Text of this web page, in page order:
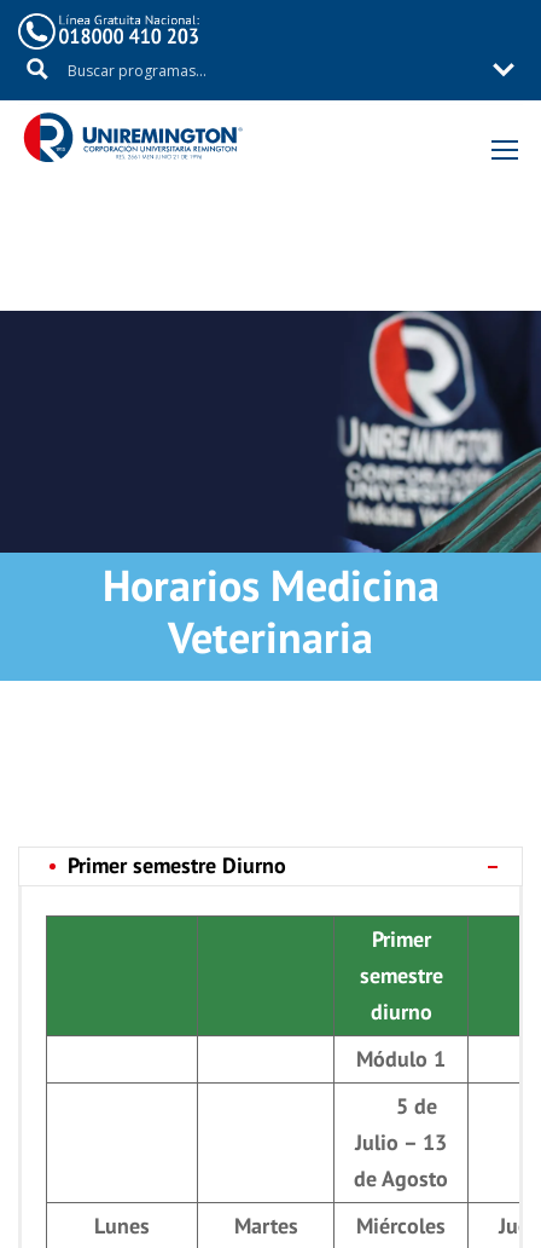
Inicio Áreas de Estudio
Horarios Medicina
Veterinaria
Primer semestre Diurno
Primer
semestre
diurno
Módulo 1
5 de
Julio – 13
de Agosto
Lunes
Martes Miércoles